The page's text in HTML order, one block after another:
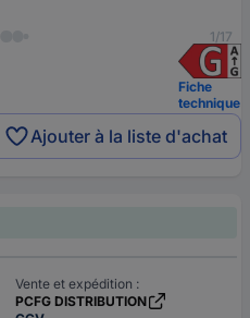
1/17
Fiche
technique
Ajouter à la liste d'achat
Vente et expédition :
PCFG DISTRIBUTION